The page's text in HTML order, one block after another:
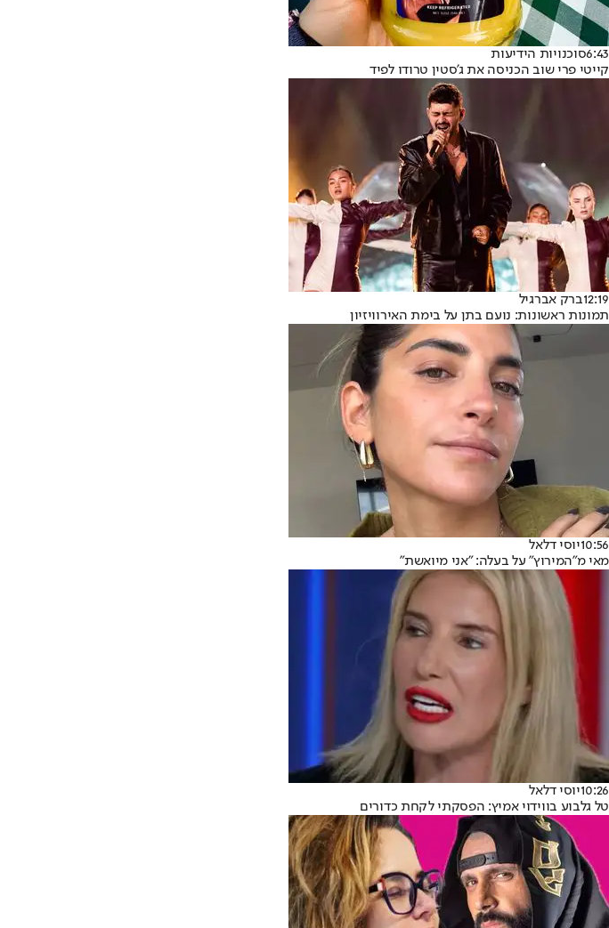
6:43סוכנויות הידיעות
קייטי פרי שוב הכניסה את ג'סטין טרודו לפיד
12:19ברק אברגיל
תמונות ראשונות: נועם בתן על בימת האירוויזיון
10:56יוסי דלאל
מאי מ"המירוץ" על בעלה: "אני מיואשת"
10:26יוסי דלאל
טל גלבוע בווידוי אמיץ: הפסקתי לקחת כדורים